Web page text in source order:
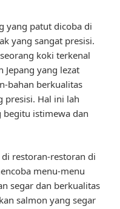
yang patut dicoba di
yang sangat presisi.
koki terkenal
Jepang yang lezat
bahan berkualitas
presisi. Hal ini lah
begitu istimewa dan
restoran-restoran di
menu-menu
segar dan berkualitas
salmon yang segar